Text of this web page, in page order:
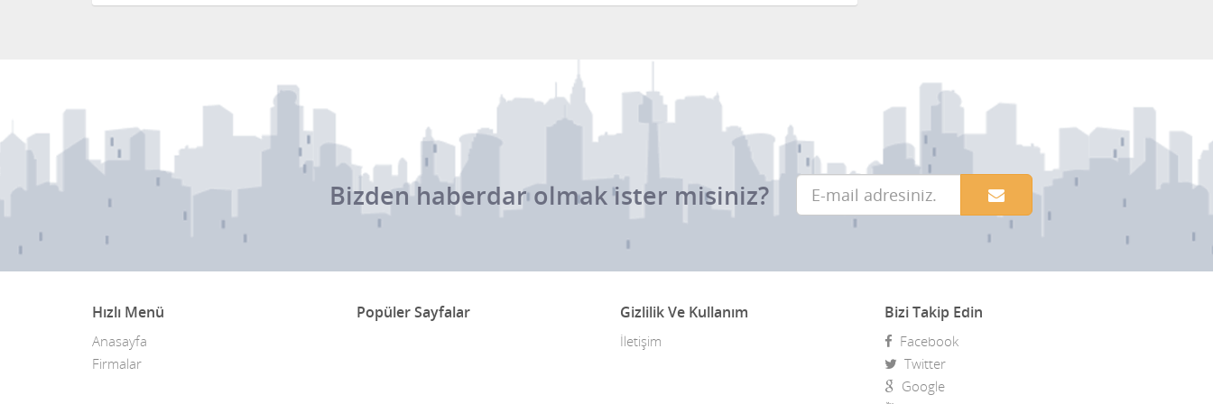
Bizden haberdar olmak ister misiniz?
Hızlı Menü
Anasayfa
Firmalar
Popüler Sayfalar Gizlilik Ve Kullanım
İletişim
Bizi Takip Edin
Facebook
Twitter
Google